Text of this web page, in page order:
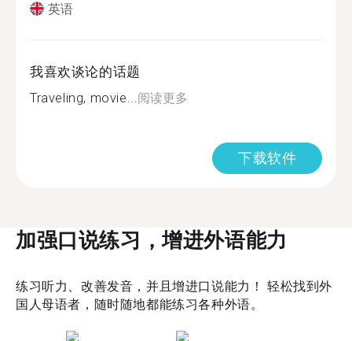
英语
我喜欢谈论的话题
Traveling, movie... 阅读更多
下载软件
加强口说练习，增进外语能力
练习听力、改善发音，并且增进口说能力！ 轻松找到外
国人母语者，随时随地都能练习各种外语。